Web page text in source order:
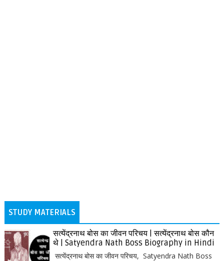
STUDY MATERIALS
सत्येंद्रनाथ बोस का जीवन परिचय | सत्येंद्रनाथ बोस कौन
थे | Satyendra Nath Boss Biography in Hindi
सत्येंद्रनाथ बोस का जीवन परिचय, Satyendra Nath Boss